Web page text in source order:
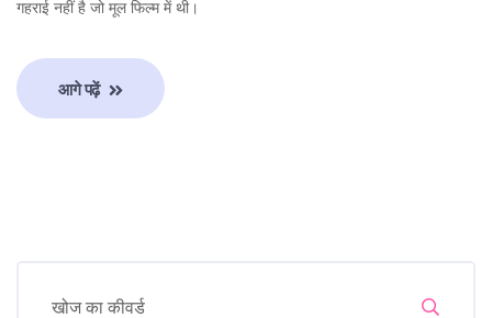
गहराई नहीं है जो मूल फिल्म में थी।
आगे पढ़ें